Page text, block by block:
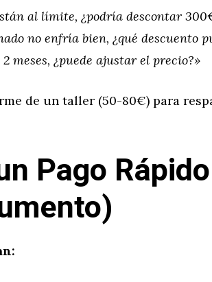
al límite, ¿podría descontar
no enfría bien, ¿qué descuento
meses, ¿puede ajustar el precio?»
de un taller (50-80€) para
Pago